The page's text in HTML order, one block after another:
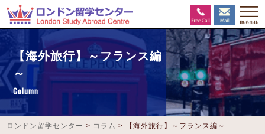
【海外旅行】～フランス編
～
Column
ロンドン留学センター > コラム > 【海外旅行】～フランス編～